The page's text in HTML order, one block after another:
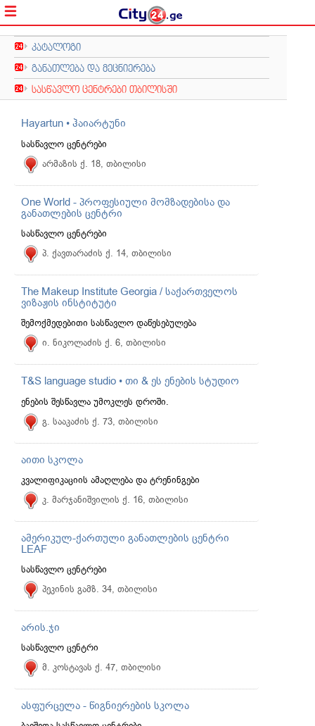
კატალოგი
განათლება და მეცნიერება
სასწავლო ცენტრები თბილისში
Hayartun • ჰაიარტუნი
სასწავლო ცენტრები
არმაზის ქ. 18, თბილისი
One World - პროფესიული მომზადებისა და
განათლების ცენტრი
სასწავლო ცენტრები
პ. ქავთარაძის ქ. 14, თბილისი
The Makeup Institute Georgia / საქართველოს
ვიზაჟის ინსტიტუტი
შემოქმედებითი სასწავლო დაწესებულება
ი. ნიკოლაძის ქ. 6, თბილისი
T&S language studio • თი & ეს ენების სტუდიო
ენების შესწავლა უმოკლეს დროში.
გ. სააკაძის ქ. 73, თბილისი
აითი სკოლა
კვალიფიკაციის ამაღლება და ტრენინგები
კ. მარჯანიშვილის ქ. 16, თბილისი
ამერიკულ-ქართული განათლების ცენტრი
LEAF
სასწავლო ცენტრები
პეკინის გამზ. 34, თბილისი
არის.ჯი
სასწავლო ცენტრი
მ. კოსტავას ქ. 47, თბილისი
ასფურცელა - წიგნიერების სკოლა